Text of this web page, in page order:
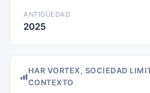
ANTIGÜEDAD
2025
HAR VORTEX, SOCIEDAD
CONTEXTO